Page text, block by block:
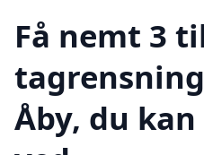
Få nemt 3
Åby, du